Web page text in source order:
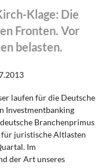
Klage: Die
Fronten. Vor
belasten.
laufen für die Deutsche
Investmentbanking
Branchenprimus
juristische Altlasten
Im
der Art unseres